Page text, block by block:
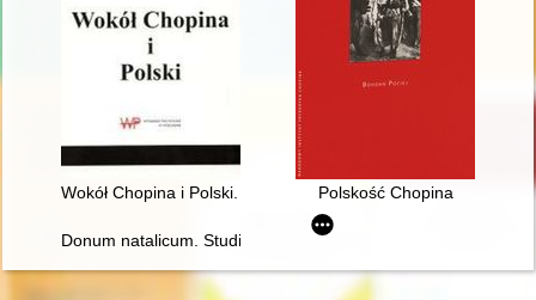
Wokół Chopina i Polski. Siedem szkicówPolskość Chopina
Donum natalicum. Studia Thaddaeo Przybylski octogenario